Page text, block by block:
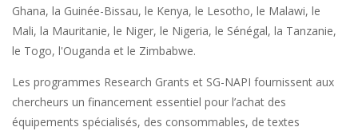
Ghana, la Guinée-Bissau, le Kenya, le Lesotho, le Malawi, le
Mali, la Mauritanie, le Niger, le Nigeria, le Sénégal, la Tanzanie,
le Togo, l'Ouganda et le Zimbabwe.
Les programmes Research Grants et SG-NAPI fournissent aux
chercheurs un financement essentiel pour l’achat des
équipements spécialisés, des consommables, de textes